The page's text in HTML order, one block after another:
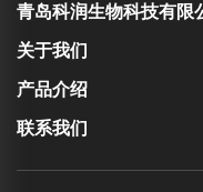
青岛科润生物科技有限
关于我们
产品介绍
联系我们